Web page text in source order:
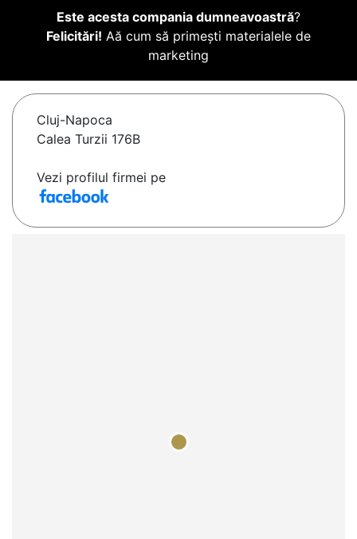
Este acesta compania dumneavoastră?
Felicitări! Aă cum să primești materialele de
marketing
Cluj-Napoca
Calea Turzii 176B
Vezi profilul firmei pe